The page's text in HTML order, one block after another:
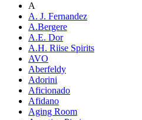
A
A. J. Fernandez
A.Bergere
A.E. Dor
A.H. Riise Spirits
AVO
Aberfeldy
Adorini
Aficionado
Afidano
Aging Room